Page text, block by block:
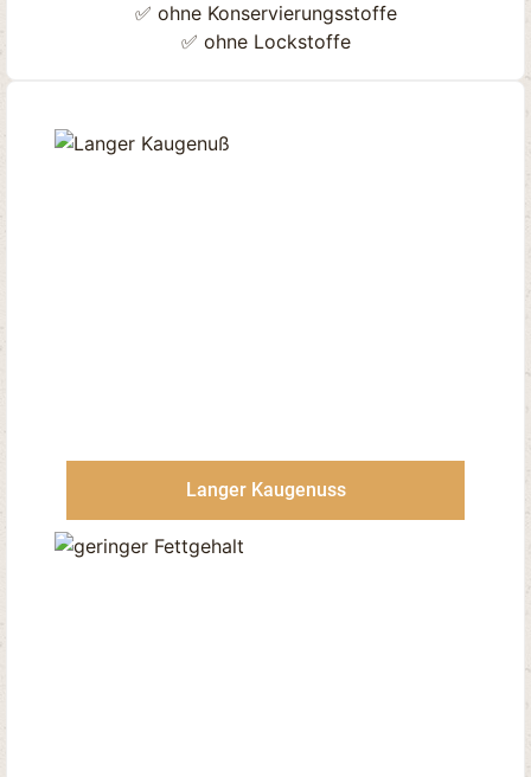
✅ ohne Konservierungsstoffe
✅ ohne Lockstoffe
Langer Kaugenuss